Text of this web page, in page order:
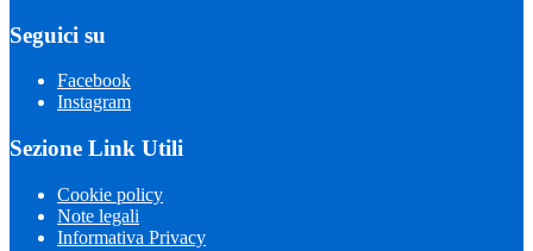
Seguici su
Facebook
Instagram
Sezione Link Utili
Cookie policy
Note legali
Informativa Privacy